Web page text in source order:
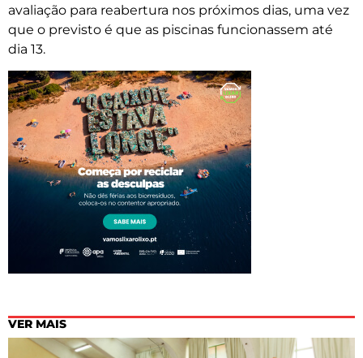
avaliação para reabertura nos próximos dias, uma vez
que o previsto é que as piscinas funcionassem até
dia 13.
VER MAIS